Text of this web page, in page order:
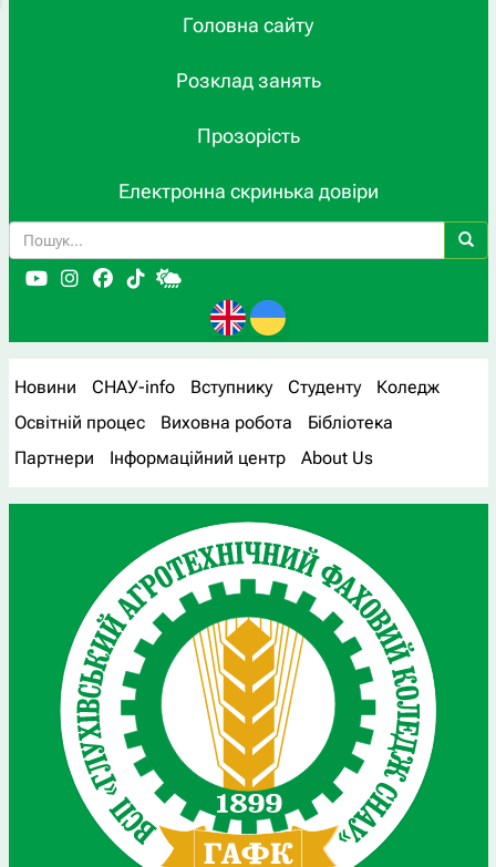
Головна сайту
Розклад занять
Прозорість
Електронна скринька довіри
Новини СНАУ-info Вступнику Студенту
Коледж
Освітній процес
Виховна робота
Бібліотека
Партнери
Інформаційний центр About Us